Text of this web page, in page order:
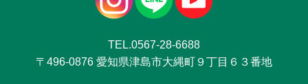
TEL.0567-28-6688
〒496-0876 愛知県津島市大縄町９丁目６３番地